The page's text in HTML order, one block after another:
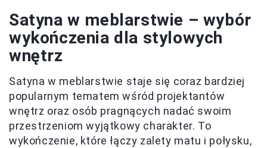
Satyna w meblarstwie – wybór
wykończenia dla stylowych
wnętrz
Satyna w meblarstwie staje się coraz bardziej
popularnym tematem wśród projektantów
wnętrz oraz osób pragnących nadać swoim
przestrzeniom wyjątkowy charakter. To
wykończenie, które łączy zalety matu i połysku,